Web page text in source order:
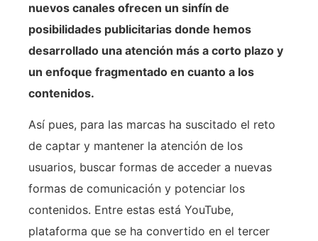
nuevos canales ofrecen un sinfín de
posibilidades publicitarias donde hemos
desarrollado una atención más a corto plazo y
un enfoque fragmentado en cuanto a los
contenidos.
Así pues, para las marcas ha suscitado el reto
de captar y mantener la atención de los
usuarios, buscar formas de acceder a nuevas
formas de comunicación y potenciar los
contenidos. Entre estas está YouTube,
plataforma que se ha convertido en el tercer